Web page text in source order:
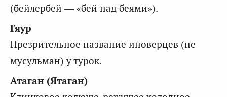
(бейлербей — «бей над беями»).
Гяур
Презрительное название иноверцев (не
мусульман) у турок.
Атаган (Ятаган)